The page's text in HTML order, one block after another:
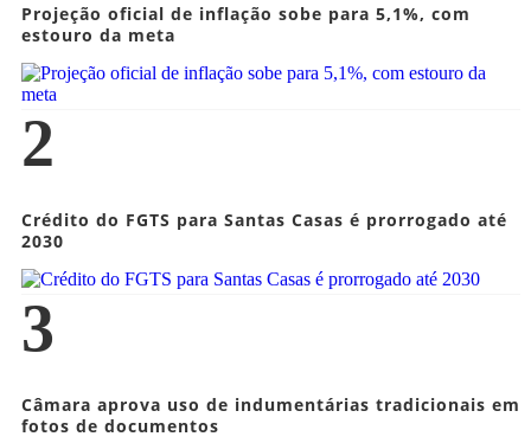
Projeção oficial de inflação sobe para 5,1%, com
estouro da meta
2
Crédito do FGTS para Santas Casas é prorrogado até
2030
3
Câmara aprova uso de indumentárias tradicionais em
fotos de documentos